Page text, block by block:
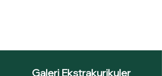
Galeri Ekstrakurikuler